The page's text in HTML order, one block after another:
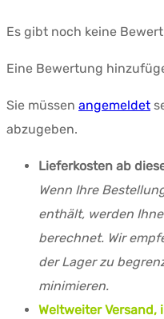
Es gibt noch keine
Eine Bewertung
Sie müssen angemeldet
abzugeben.
Lieferkosten ab
Wenn Ihre
enthält, werden
berechnet. Wir
der Lager zu
minimieren.
Weltweiter Versand,